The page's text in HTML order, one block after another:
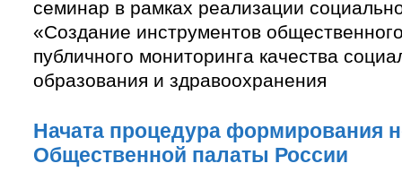
семинар в рамках реализации
«Создание инструментов
публичного мониторинга качества
образования и здравоохранения
Начата процедура формирования
Общественной палаты России